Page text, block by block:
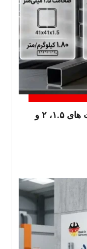
وزن پروفیل ۴۱۴۱ در ضخامت های ۱.۵، ۲ و